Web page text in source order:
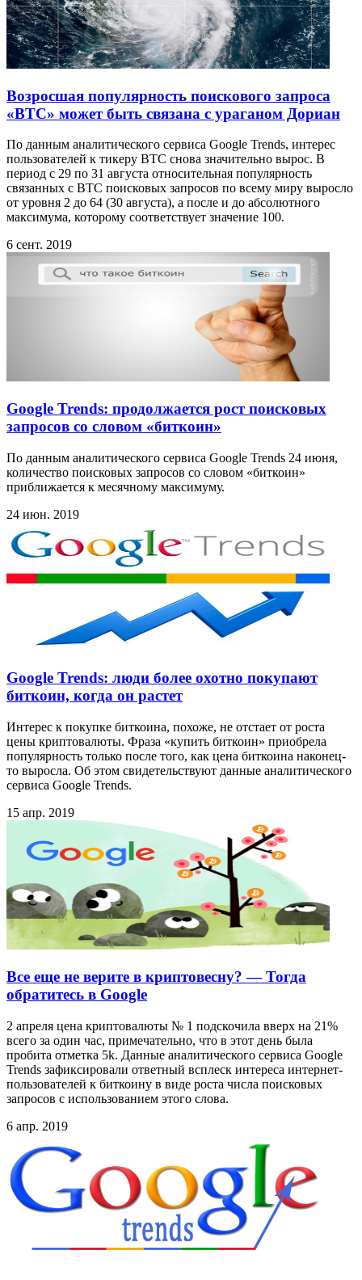
Возросшая популярность поискового запроса
«BTC» может быть связана с ураганом Дориан
По данным аналитического сервиса Google Trends, интерес
пользователей к тикеру BTC снова значительно вырос. В
период с 29 по 31 августа относительная популярность
связанных с BTC поисковых запросов по всему миру выросло
от уровня 2 до 64 (30 августа), а после и до абсолютного
максимума, которому соответствует значение 100.
6 сент. 2019
Google Trends: продолжается рост поисковых
запросов со словом «биткоин»
По данным аналитического сервиса Google Trends 24 июня,
количество поисковых запросов со словом «биткоин»
приближается к месячному максимуму.
24 июн. 2019
Google Trends: люди более охотно покупают
биткоин, когда он растет
Интерес к покупке биткоина, похоже, не отстает от роста
цены криптовалюты. Фраза «купить биткоин» приобрела
популярность только после того, как цена биткоина наконец-
то выросла. Об этом свидетельствуют данные аналитического
сервиса Google Trends.
15 апр. 2019
Все еще не верите в криптовесну? — Тогда
обратитесь в Google
2 апреля цена криптовалюты № 1 подскочила вверх на 21%
всего за один час, примечательно, что в этот день была
пробита отметка 5k. Данные аналитического сервиса Google
Trends зафиксировали ответный всплеск интереса интернет-
пользователей к биткоину в виде роста числа поисковых
запросов с использованием этого слова.
6 апр. 2019